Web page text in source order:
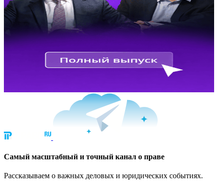
Cамый масштабный и точный канал о праве
Рассказываем о важных деловых и юридических событиях.